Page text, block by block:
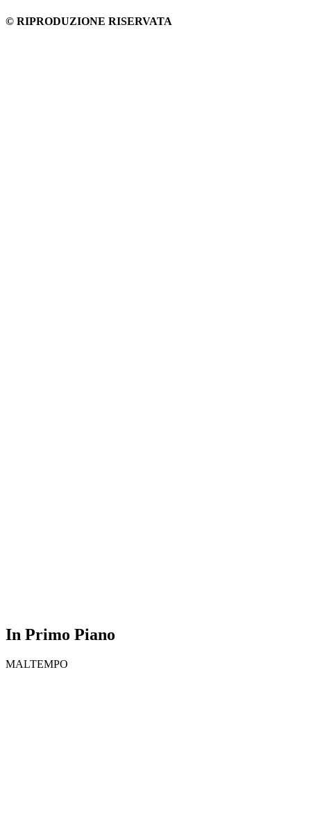
© RIPRODUZIONE RISERVATA
In Primo Piano
MALTEMPO